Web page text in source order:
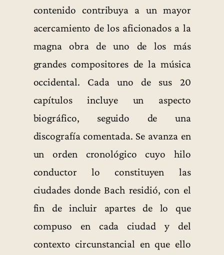
contenido contribuya a un mayor
acercamiento de los aficionados a la
magna obra de uno de los más
grandes compositores de la música
occidental. Cada uno de sus 20
capítulos incluye un aspecto
biográfico, seguido de una
discografía comentada. Se avanza en
un orden cronológico cuyo hilo
conductor lo constituyen las
ciudades donde Bach residió, con el
fin de incluir apartes de lo que
compuso en cada ciudad y del
contexto circunstancial en que ello